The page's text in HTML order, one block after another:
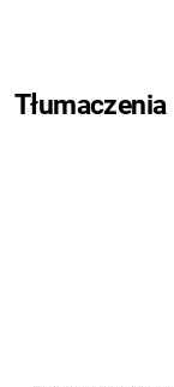
Tłumaczenia